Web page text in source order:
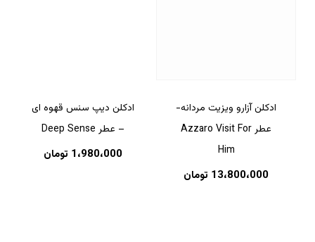
ادکلن آزارو ویزیت مردانه-
عطر Azzaro Visit For
Him
13،800،000 تومان
ادکلن دیپ سنس قهوه ای
– عطر Deep Sense
1،980،000 تومان